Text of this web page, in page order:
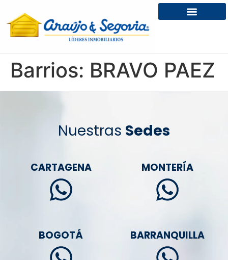
Barrios: BRAVO PAEZ
Nuestras Sedes
CARTAGENA MONTERÍA
BOGOTÁ BARRANQUILLA